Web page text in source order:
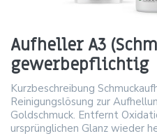
Aufheller A3
gewerbepflichtig
Kurzbeschreibung
Reinigungslösung zur
Goldschmuck. Entfernt
ursprünglichen Glanz wieder